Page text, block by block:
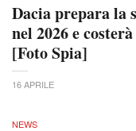
Dacia prepara la
nel 2026 e
[Foto Spia]
16 APRILE
NEWS